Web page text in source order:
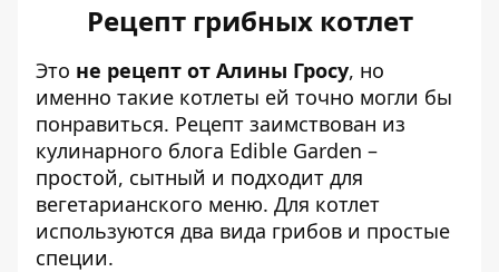
Рецепт грибных котлет
Это не рецепт от Алины Гросу, но
именно такие котлеты ей точно могли бы
понравиться. Рецепт заимствован из
кулинарного блога Edible Garden –
простой, сытный и подходит для
вегетарианского меню. Для котлет
используются два вида грибов и простые
специи.